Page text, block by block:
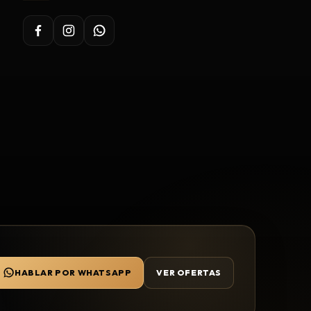
HABLAR POR WHATSAPP VER OFERTAS